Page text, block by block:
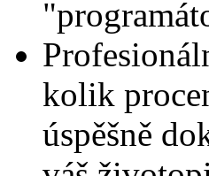
kolik
úspěšně